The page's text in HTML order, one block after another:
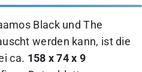
Black und The
werden kann, ist die
ca. 158 x 74 x 9